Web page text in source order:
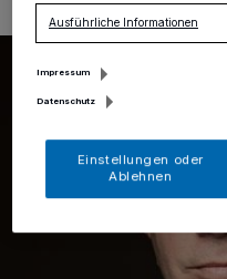
Ausführliche Informationen
Impressum
Datenschutz
Einstellungen oder
Ablehnen